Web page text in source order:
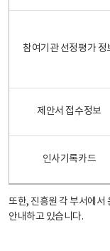
참여기관 선정평가 정
제안서 접수정보
인사기록카드
또한, 진흥원 각 부서에서
안내하고 있습니다.